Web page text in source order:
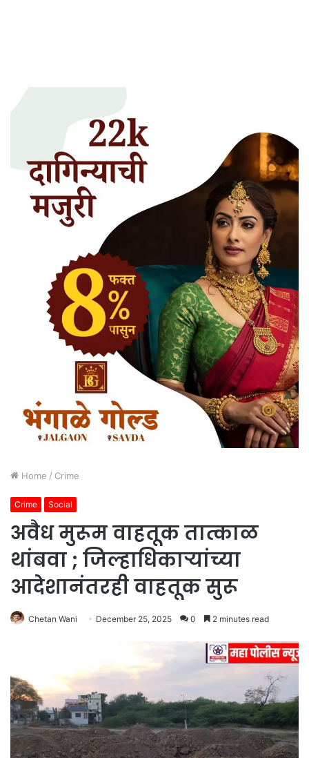
Home / Crime
Crime Social
अवैध मुरूम वाहतूक तात्काळ
थांबवा ; जिल्हाधिकाऱ्यांच्या
आदेशानंतरही वाहतूक सुरू
Chetan Wani December 25, 2025 0 2 minutes read